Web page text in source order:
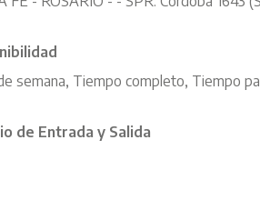
semana, Tiempo completo, Tiempo
de Entrada y Salida